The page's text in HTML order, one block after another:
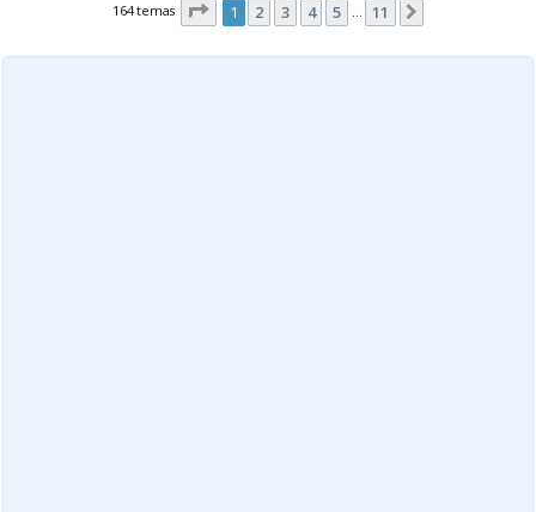
164 temas Página de 11
1 2 3 4 5 … 11